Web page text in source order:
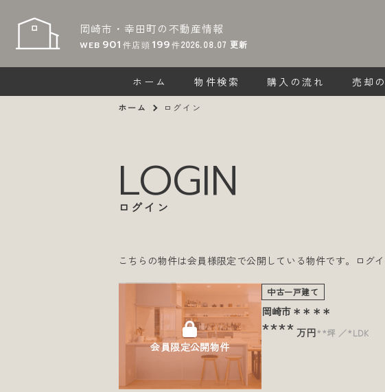
岡崎市・幸田町の不動産情報
WEB 901 件店頭 199件2026.08.07 更新
ホーム 物件検索 購入の流れ 売却
ホーム ログイン
LOGIN
ログイン
こちらの物件は会員様限定で公開している物件です。ログ
会員限定公開物件
中古一戸建て
岡崎市＊＊＊＊
**** 万円**坪 *LDK